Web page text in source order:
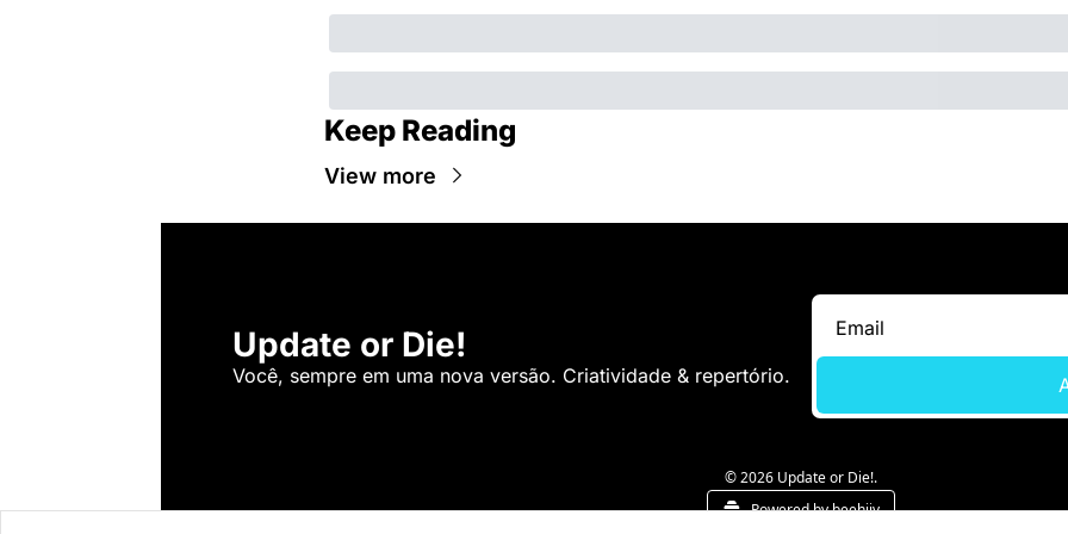
Keep Reading
View more
Update or Die!
Você, sempre em uma nova versão. Criatividade & repertório.
© 2026 Update or Die!.
Powered by beehiiv